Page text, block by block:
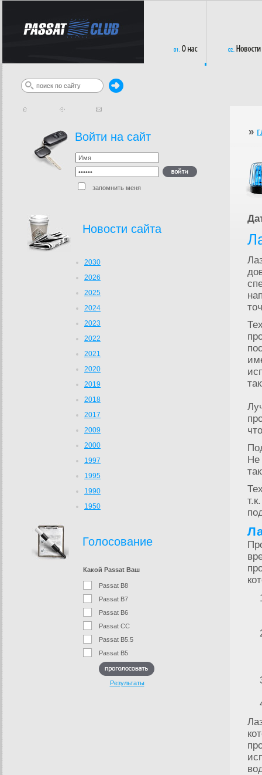
Войти на сайт
запомнить меня
Новости сайта
2030
2026
2025
2024
2023
2022
2021
2020
2019
2018
2017
2009
2000
1997
1995
1990
1950
Голосование
Какой Passat Ваш
Passat B8
Passat B7
Passat B6
Passat CC
Passat B5.5
Passat B5
Результаты
»
Не